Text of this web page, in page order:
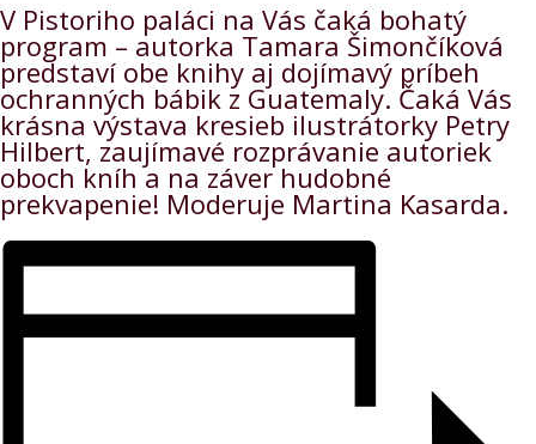
V Pistoriho paláci na Vás čaká bohatý
program – autorka Tamara Šimončíková
predstaví obe knihy aj dojímavý príbeh
ochranných bábik z Guatemaly. Čaká Vás
krásna výstava kresieb ilustrátorky Petry
Hilbert, zaujímavé rozprávanie autoriek
oboch kníh a na záver hudobné
prekvapenie! Moderuje Martina Kasarda.